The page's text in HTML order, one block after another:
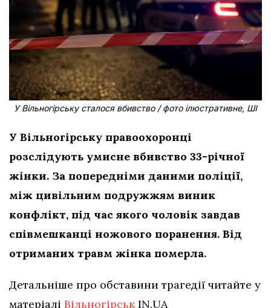
У Вільногірську сталося вбивство / фото ілюстративне, ШІ
У Вільногірську правоохоронці
розслідують умисне вбивство 33-річної
жінки. За попередніми даними поліції,
між цивільним подружжям виник
конфлікт, під час якого чоловік завдав
співмешканці ножового поранення. Від
отриманих травм жінка померла.
Детальніше про обставини трагедії читайте у
матеріалі ВільногірськIN.UA